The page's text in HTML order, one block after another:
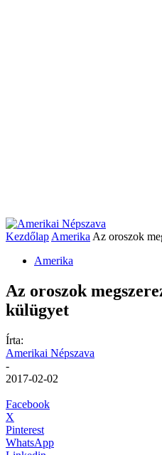
Kezdőlap Amerika Az oroszok
Amerika
Az oroszok
külügyet
Írta:
Amerikai Népszava
-
2017-02-02
Facebook
X
Pinterest
WhatsApp